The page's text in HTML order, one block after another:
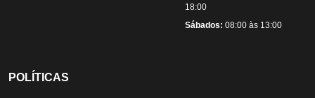
18:00
Sábados: 08:00 às 13:00
POLÍTICAS